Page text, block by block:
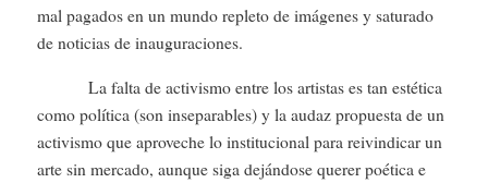
mal pagados en un mundo repleto de imágenes y saturado
de noticias de inauguraciones.
La falta de activismo entre los artistas es tan estética
como política (son inseparables) y la audaz propuesta de un
activismo que aproveche lo institucional para reivindicar un
arte sin mercado, aunque siga dejándose querer poética e